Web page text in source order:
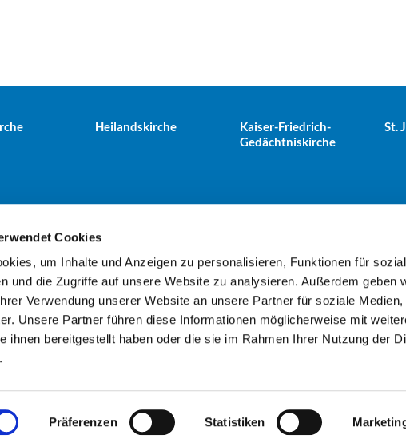
Cookies
um Inhalte und Anzeigen zu personalisieren, Funktionen für
und die Zugriffe auf unsere Website zu analysieren. Außerdem geben
Verwendung unserer Website an unsere Partner für soziale Medien,
Unsere Partner führen diese Informationen möglicherweise mit
ihnen bereitgestellt haben oder die sie im Rahmen Ihrer Nutzung der
Präferenzen Statistiken
Heilandskirche
Kaiser-Friedrich-
Gedächtniskirche
St.
Tiergarten · Alt-Moabit 25, 10559 Berlin+49303943498 
Kontaktinformationen Impressum